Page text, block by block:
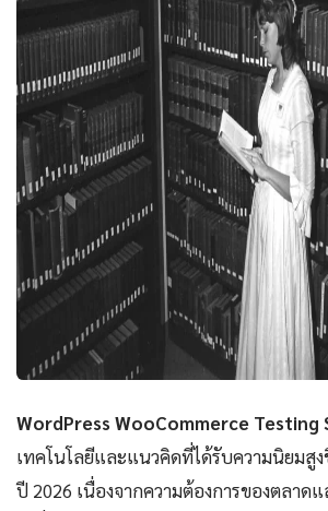
WordPress WooCommerce Testing
เทคโนโลยีและแนวคิดที่ได้รับความนิยมสู
ปี 2026 เนื่องจากความต้องการของตลาด